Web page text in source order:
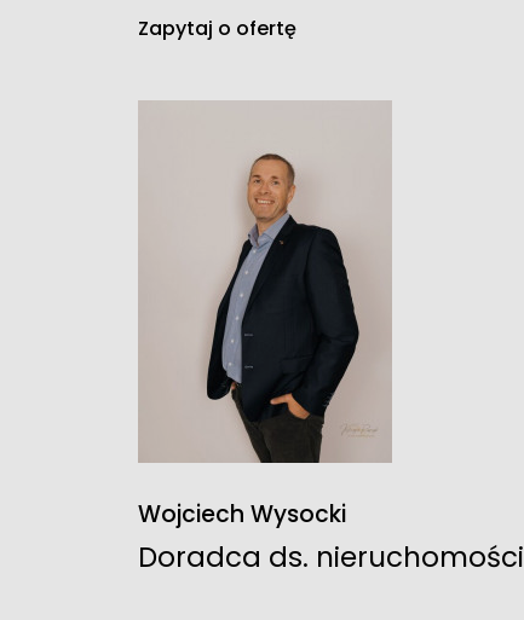
Zapytaj o ofertę
Wojciech Wysocki
Doradca ds. nieruchomości